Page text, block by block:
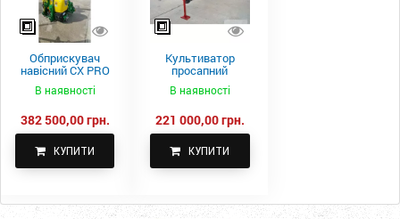
Обприскувач
навісний CX PRO
В наявності
382 500,00 грн.
КУПИТИ
Культиватор
просапний
КПН-5,6-05
В наявності
221 000,00 грн.
КУПИТИ